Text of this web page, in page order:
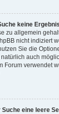
keine
zu allgemein
nicht indiziert
Sie die
auch
Forum verwendet
eine leere